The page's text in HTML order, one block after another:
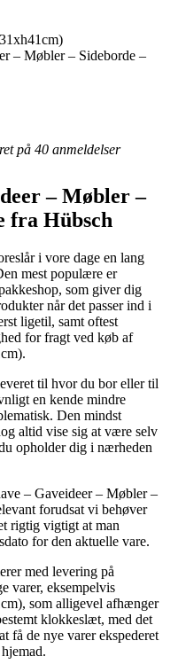
– Møbler – Sideborde –
på 40 anmeldelser
– Møbler –
fra Hübsch
i vore dage en lang
mest populære er
som giver dig
når det passer ind i
ligetil, samt oftest
for fragt ved køb af
til hvor du bor eller til
en kende mindre
Den mindst
altid vise sig at være selv
opholder dig i nærheden
– Gaveideer – Møbler –
forudsat vi behøver
rigtig vigtigt at man
for den aktuelle vare.
med levering på
varer, eksempelvis
som alligevel afhænger
klokkeslæt, med det
få de nye varer ekspederet